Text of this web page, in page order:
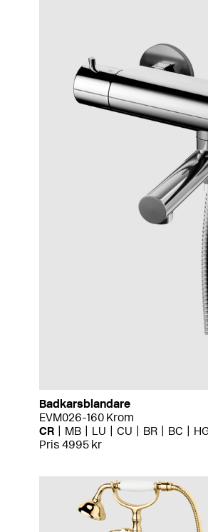
Badkarsblandare
EVM026-160 Krom
CR
MB LU CU BR BC
Pris 4995 kr